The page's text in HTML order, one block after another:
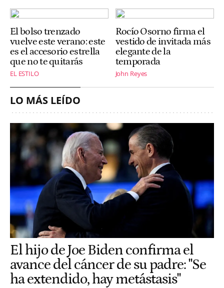
El bolso trenzado
vuelve este verano: este
es el accesorio estrella
que no te quitarás
EL ESTILO
Rocío Osorno firma el
vestido de invitada más
elegante de la
temporada
John Reyes
LO MÁS LEÍDO
El hijo de Joe Biden confirma el
avance del cáncer de su padre: "Se
ha extendido, hay metástasis"